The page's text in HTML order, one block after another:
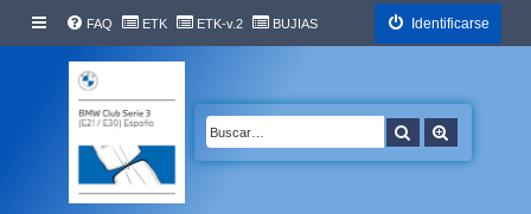
FAQ ETK ETK-v.2 BUJIAS Identificarse
Buscar